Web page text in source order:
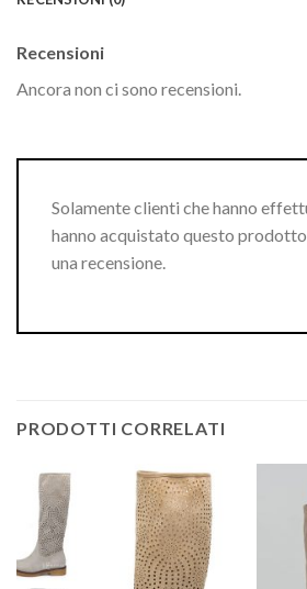
Recensioni
Ancora non ci sono recensioni.
Solamente clienti che hanno
hanno acquistato questo
una recensione.
PRODOTTI CORRELATI